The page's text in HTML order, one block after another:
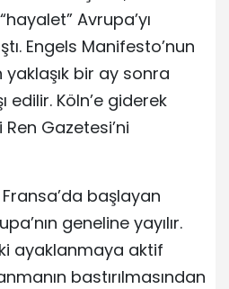
Avrupa’yı
Engels Manifesto’nun
yaklaşık bir ay sonra
edilir. Köln’e giderek
Gazetesi’ni
Fransa’da başlayan
geneline yayılır.
ayaklanmaya aktif
bastırılmasından